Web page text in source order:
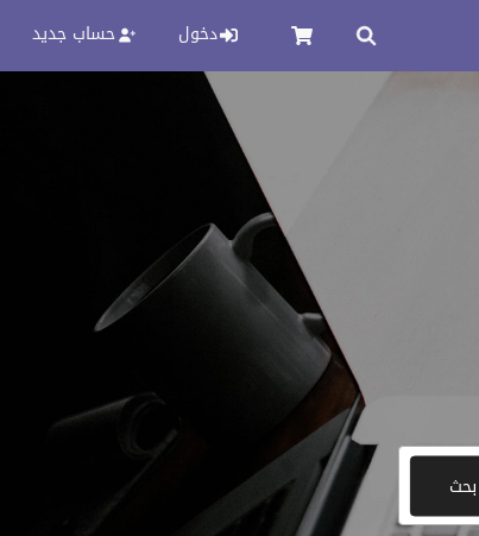
دخول حساب جديد
بحث